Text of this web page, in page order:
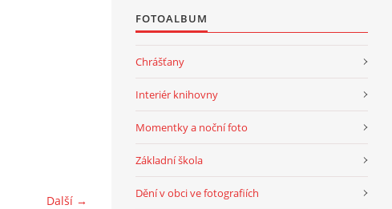
Další →
FOTOALBUM
Chrášťany
Interiér knihovny
Momentky a noční foto
Základní škola
Dění v obci ve fotografiích